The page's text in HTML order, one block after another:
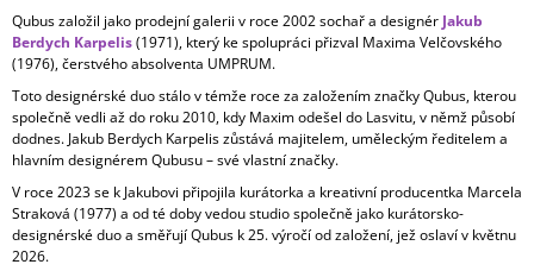
Qubus založil jako prodejní galerii v roce 2002 sochař a designér Jakub
Berdych Karpelis(1971), který ke spolupráci přizval Maxima Velčovského
(1976), čerstvého absolventa UMPRUM.
Toto designérské duo stálo v témže roce za založením značky Qubus, kterou
společně vedli až do roku 2010, kdy Maxim odešel do Lasvitu, v němž působí
dodnes. Jakub Berdych Karpelis zůstává majitelem, uměleckým ředitelem a
hlavním designérem Qubusu – své vlastní značky.
V roce 2023 se k Jakubovi připojila kurátorka a kreativní producentka Marcela
Straková (1977) a od té doby vedou studio společně jako kurátorsko-
designérské duo a směřují Qubus k 25. výročí od založení, jež oslaví v květnu
2026.